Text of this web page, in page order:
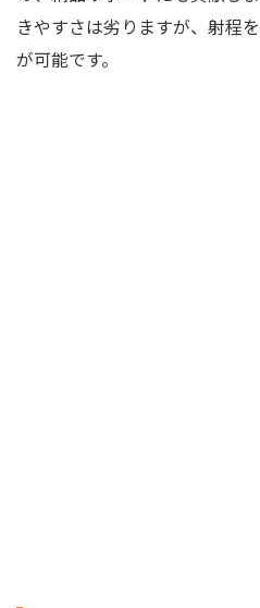
きやすさは劣りますが、射程
が可能です。